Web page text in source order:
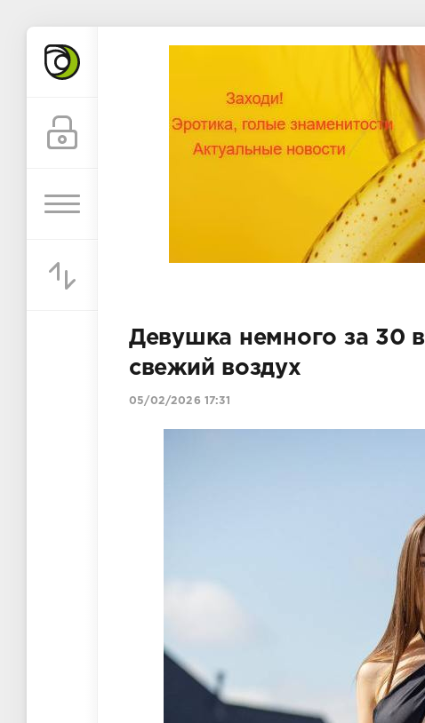
Девушка немного за 30
свежий воздух
05/02/2026 17:31